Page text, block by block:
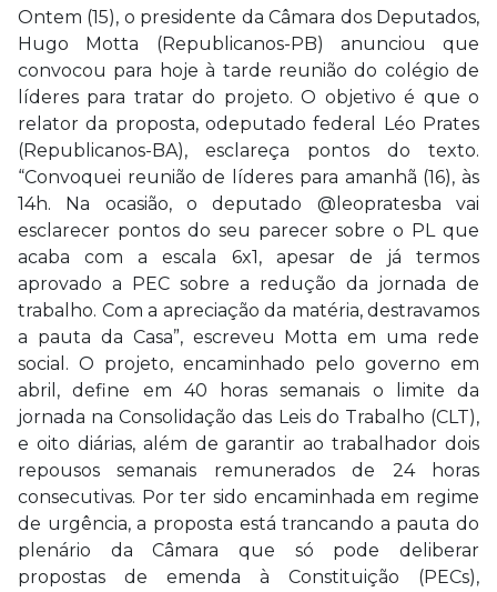
Ontem (15), o presidente da Câmara dos Deputados,
Hugo Motta (Republicanos-PB) anunciou que
convocou para hoje à tarde reunião do colégio de
líderes para tratar do projeto. O objetivo é que o
relator da proposta, odeputado federal Léo Prates
(Republicanos-BA), esclareça pontos do texto.
“Convoquei reunião de líderes para amanhã (16), às
14h. Na ocasião, o deputado @leopratesba vai
esclarecer pontos do seu parecer sobre o PL que
acaba com a escala 6x1, apesar de já termos
aprovado a PEC sobre a redução da jornada de
trabalho. Com a apreciação da matéria, destravamos
a pauta da Casa”, escreveu Motta em uma rede
social. O projeto, encaminhado pelo governo em
abril, define em 40 horas semanais o limite da
jornada na Consolidação das Leis do Trabalho (CLT),
e oito diárias, além de garantir ao trabalhador dois
repousos semanais remunerados de 24 horas
consecutivas. Por ter sido encaminhada em regime
de urgência, a proposta está trancando a pauta do
plenário da Câmara que só pode deliberar
propostas de emenda à Constituição (PECs),